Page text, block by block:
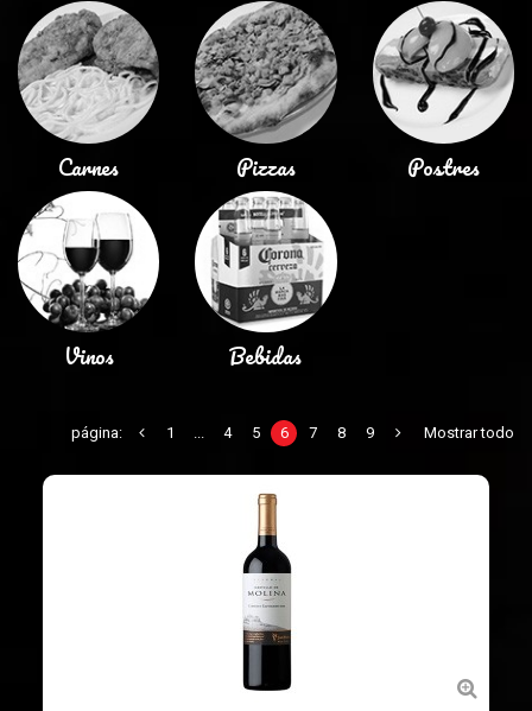
Carnes Pizzas Postres
Vinos Bebidas
Mostrar todo
1 4 5 6 7 8 9
página: